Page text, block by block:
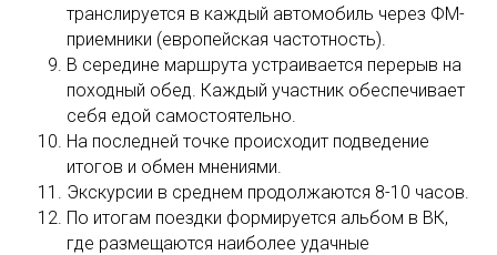
транслируется в каждый автомобиль через ФМ-
приемники (европейская частотность).
В середине маршрута устраивается перерыв на
походный обед. Каждый участник обеспечивает
себя едой самостоятельно.
На последней точке происходит подведение
итогов и обмен мнениями.
Экскурсии в среднем продолжаются 8-10 часов.
По итогам поездки формируется альбом в ВК,
где размещаются наиболее удачные